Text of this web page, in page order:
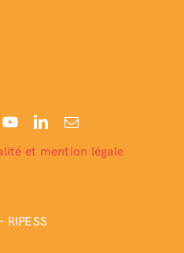
et mention légale
RIPESS